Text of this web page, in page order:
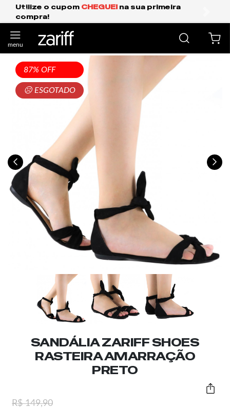
primeira Frete Grátis Expresso para o
anterior
87% OFF
☹ ESGOTADO
SANDÁLIA ZARIFF SHOES
RASTEIRA AMARRAÇÃO
PRETO
R$149,90